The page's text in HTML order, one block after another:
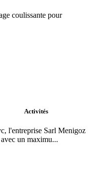
coulissante pour
Activités
l'entreprise Sarl Menigoz
un maximu...